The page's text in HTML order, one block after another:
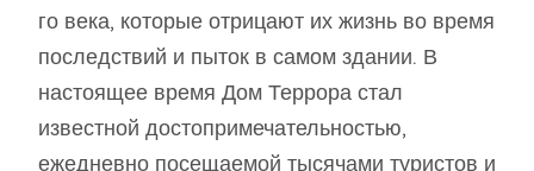
го века, которые отрицают их жизнь во время
последствий и пыток в самом здании. В
настоящее время Дом Террора стал
известной достопримечательностью,
ежедневно посещаемой тысячами туристов и